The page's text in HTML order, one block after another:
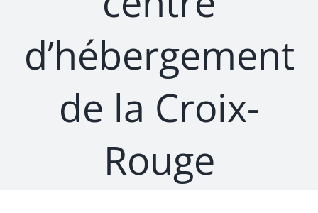
d’hébergement
de la Croix-
Rouge